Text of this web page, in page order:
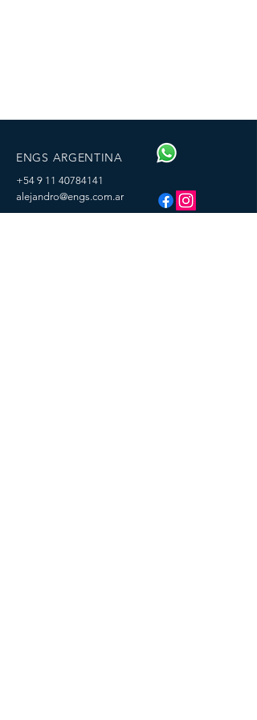
ENGS ARGENTINA
+54 9 11 40784141
alejandro@engs.com.ar